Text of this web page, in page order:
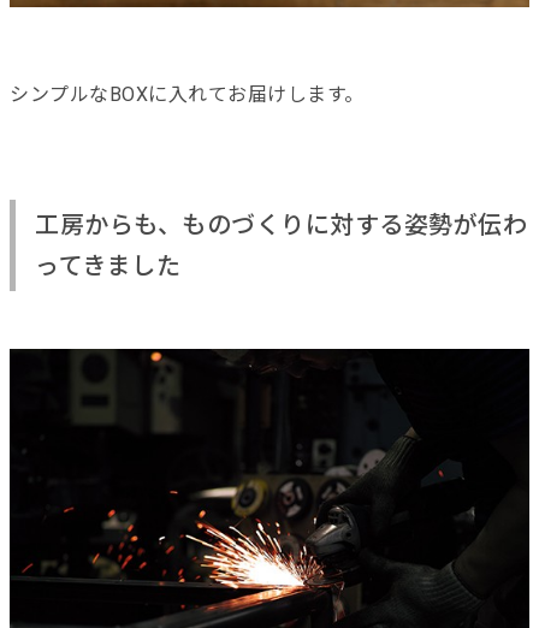
シンプルなBOXに入れてお届けします。
工房からも、ものづくりに対する姿勢が伝わ
ってきました